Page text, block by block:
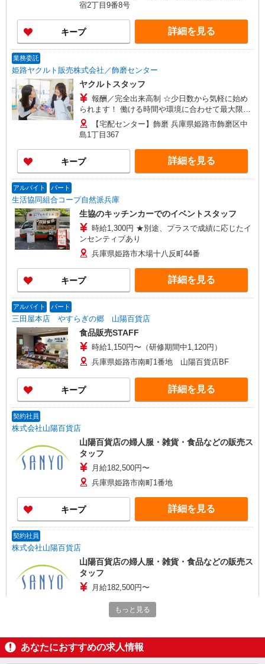
／90,000円/月 ※収入補償期間／3ヶ月間 ◆高収入
で、扶養から外れて働く場合、助成制度あり。 ※
研修期間／4日間／10,000円 収入保障期間：3か月
宿2丁目9番8号
キープ 詳細を見る
業務委託
姫路ヤクルト販売株式会社／飾磨センター
ヤクルトスタッフ
報酬／完全出来高制 ☆少日数から気軽に始め
られます！ 働ける時間や環境に合わせて最大限に
考慮します。 初めての方・少しでも不安のある
方、お気軽にお問い合わせください！ ※収入補償
／90,000円/月 ※収入補償期間／3ヶ月間 ◆高収入
で、扶養から外れて働く場合、助成制度あり。 ※
研修期間／4日間／10,000円 収入保障期間：3か月
【宅配センター】飾磨 兵庫県姫路市飾磨区中
島1丁目367
キープ 詳細を見る
アルバイト パート
生活協同組合コープ自然派兵庫
生協のキッチンカーでのイベントスタッフ
時給1,300円 ★別途、プラスで成績に応じたイ
ンセンティブあり
兵庫県姫路市木場十八反町44番
キープ 詳細を見る
アルバイト パート
三田屋本店 やすらぎの郷 山陽百貨店
食品販売STAFF
時給1,150円〜（研修期間中1,120円）
兵庫県姫路市南町1番地 山陽百貨店BF
キープ 詳細を見る
契約社員
株式会社山陽百貨店
山陽百貨店の婦人服・雑貨・食品などの販売ス
タッフ
月給182,500円〜
兵庫県姫路市南町1番地
キープ 詳細を見る
契約社員
株式会社山陽百貨店
山陽百貨店の婦人服・雑貨・食品などの販売ス
タッフ
月給182,500円〜
兵庫県姫路市南町1番地
もっと見る
あなたにおすすめの求人情報